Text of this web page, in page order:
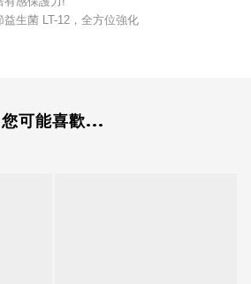
益生菌 LT-12，全方位強化
您可能喜歡...